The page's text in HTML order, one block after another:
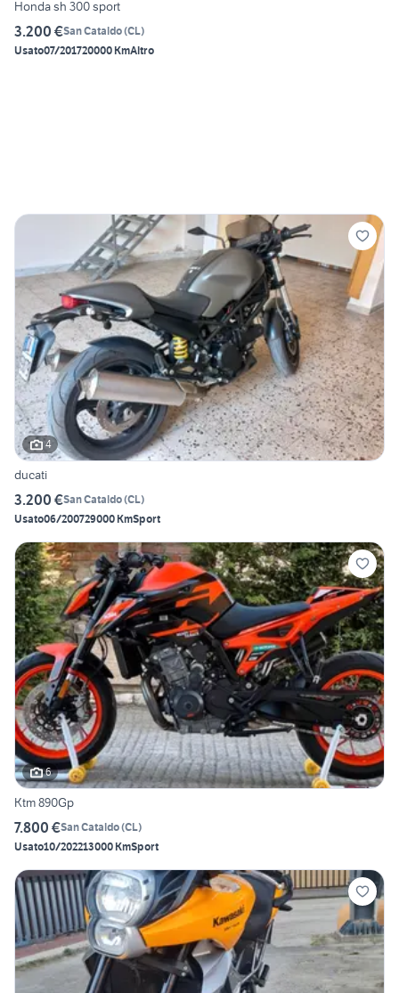
Honda sh 300 sport
3.200 €San Cataldo(CL)
Usato07/201720000 KmAltro
4
ducati
3.200 €San Cataldo(CL)
Usato06/200729000 KmSport
6
Ktm 890Gp
7.800 €San Cataldo(CL)
Usato10/202213000 KmSport